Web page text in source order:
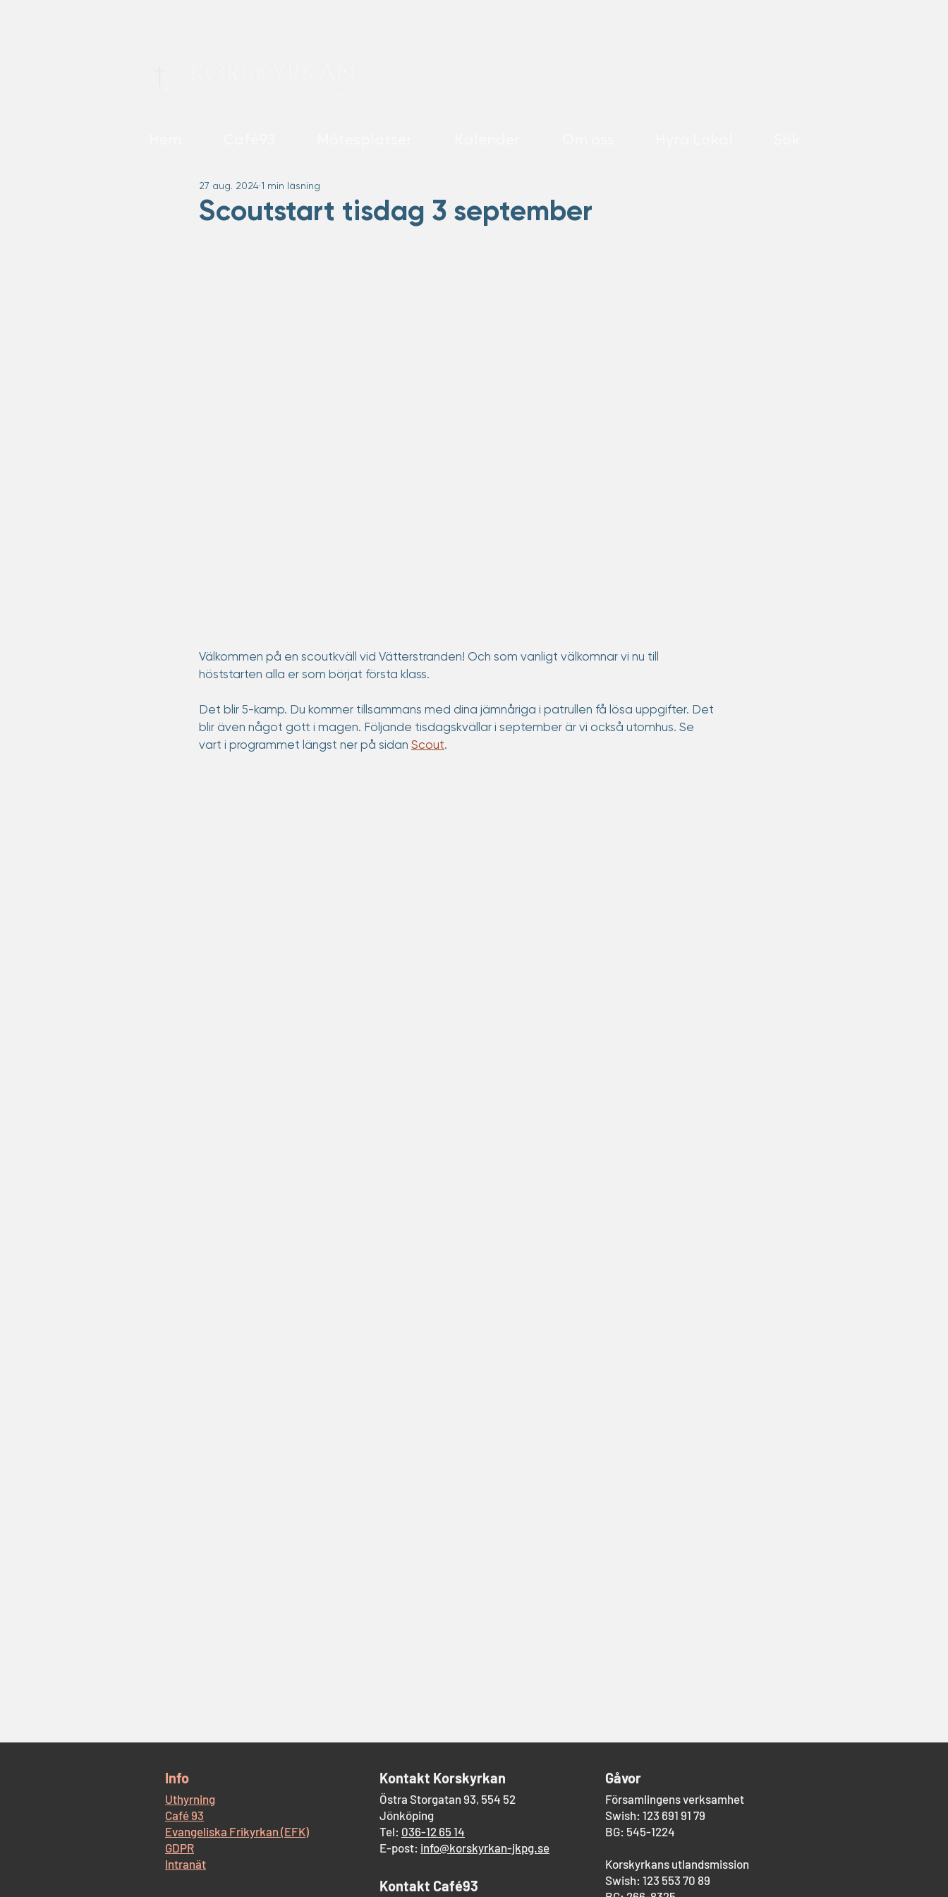
Scoutstart tisdag 3 september
27 aug. 20241 min läsning
Välkommen på en scoutkväll vid Vätterstranden! Och som vanligt välkomnar vi nu till
höststarten alla er som börjat första klass.
Det blir 5-kamp. Du kommer tillsammans med dina jämnåriga i patrullen få lösa uppgifter. Det
blir även något gott i magen. Följande tisdagskvällar i september är vi också utomhus. Se
vart i programmet längst ner på sidan Scout.
​Info
Uthyrning
Café 93
Evangeliska Frikyrkan (EFK)
GDPR
Intranät
​Kontakt Korskyrkan
Östra Storgatan 93, 554 52
Jönköping
Tel: 036-12 65 14
E-post: info@korskyrkan-jkpg.se
Kontakt Café93
Gåvor
Församlingens verksamhet
Swish: 123 691 91 79
BG: 545-1224
Korskyrkans utlandsmission
Swish: 123 553 70 89